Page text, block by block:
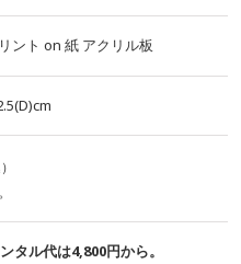
ント on 紙 アクリル板
タル代は4,800円から。